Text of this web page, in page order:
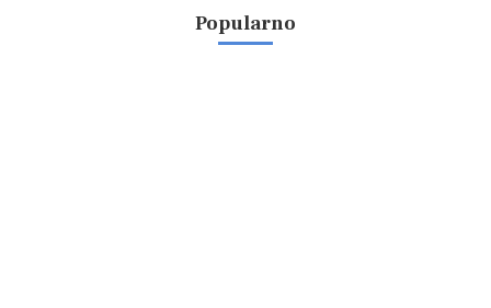
Popularno